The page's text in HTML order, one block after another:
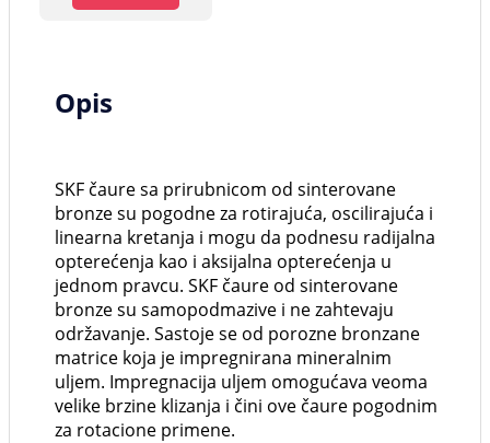
Opis
SKF čaure sa prirubnicom od sinterovane
bronze su pogodne za rotirajuća, oscilirajuća i
linearna kretanja i mogu da podnesu radijalna
opterećenja kao i aksijalna opterećenja u
jednom pravcu. SKF čaure od sinterovane
bronze su samopodmazive i ne zahtevaju
održavanje. Sastoje se od porozne bronzane
matrice koja je impregnirana mineralnim
uljem. Impregnacija uljem omogućava veoma
velike brzine klizanja i čini ove čaure pogodnim
za rotacione primene.